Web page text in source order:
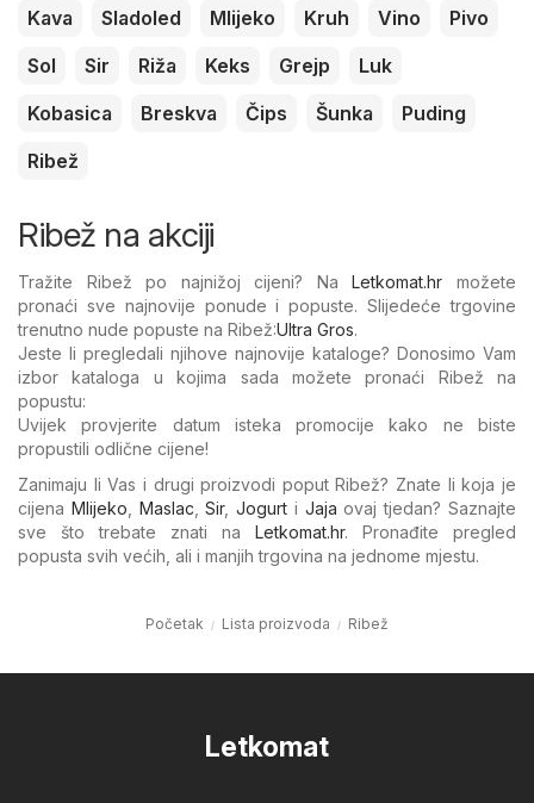
Kava Sladoled Mlijeko Kruh Vino
Pivo
Sol
Sir Riža Keks Grejp
Luk
Kobasica
Breskva Čips Šunka
Puding
Ribež
Ribež na akciji
Tražite Ribež po najnižoj cijeni? NaLetkomat.hr možete
pronaći sve najnovije ponude i popuste. Slijedeće trgovine
trenutno nude popuste na Ribež:Ultra Gros.
Jeste li pregledali njihove najnovije kataloge? Donosimo Vam
izbor kataloga u kojima sada možete pronaći Ribež na
popustu:
Uvijek provjerite datum isteka promocije kako ne biste
propustili odlične cijene!
Zanimaju li Vas i drugi proizvodi poput Ribež? Znate li koja je
cijena Mlijeko Maslac ,Sir,Jogurt i Jaja ovaj tjedan? Saznajte
sve što trebate znati na Letkomat.hr. Pronađite pregled
popusta svih većih, ali i manjih trgovina na jednome mjestu.
Početak Lista proizvoda Ribež
Letkomat